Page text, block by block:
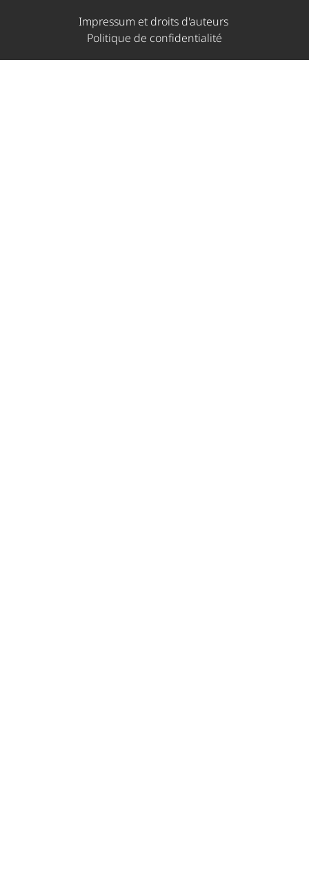
Impressum et droits d'auteurs ​
Politique de confidentialité​